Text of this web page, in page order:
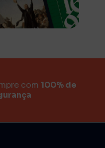
com100% de